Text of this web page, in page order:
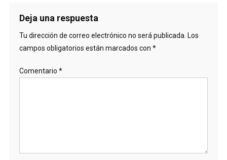
Deja una respuesta
Tu dirección de correo electrónico no será publicada. Los
campos obligatorios están marcados con *
Comentario *